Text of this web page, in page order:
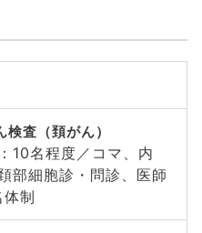
検査（頚がん）
10名程度／コマ、内
部細胞診・問診、医師
体制